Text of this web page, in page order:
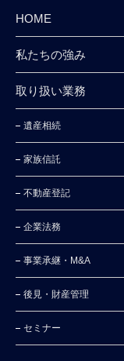
HOME
私たちの強み
取り扱い業務
遺産相続
家族信託
不動産登記
企業法務
事業承継・M&A
後見・財産管理
セミナー